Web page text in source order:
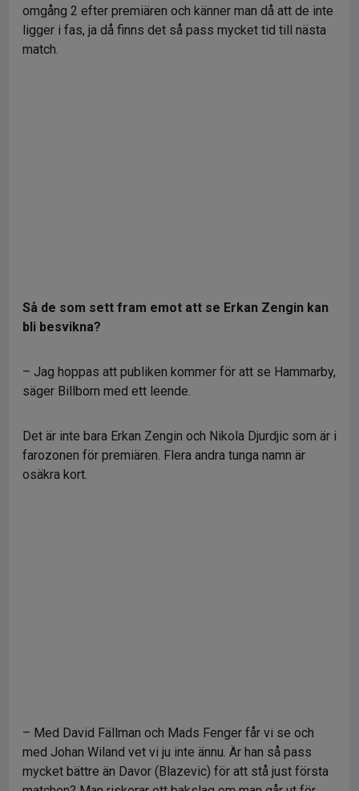
omgång 2 efter premiären och känner man då att de inte
ligger i fas, ja då finns det så pass mycket tid till nästa
match.
Så de som sett fram emot att se Erkan Zengin kan
bli besvikna?
– Jag hoppas att publiken kommer för att se Hammarby,
säger Billborn med ett leende.
Det är inte bara Erkan Zengin och Nikola Djurdjic som är i
farozonen för premiären. Flera andra tunga namn är
osäkra kort.
– Med David Fällman och Mads Fenger får vi se och
med Johan Wiland vet vi ju inte ännu. Är han så pass
mycket bättre än Davor (Blazevic) för att stå just första